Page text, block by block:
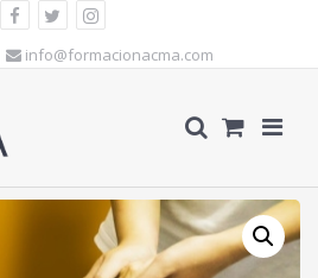
info@formacionacma.com